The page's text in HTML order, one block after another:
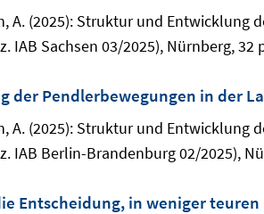
A. (2025): Struktur und
IAB Sachsen 03/2025), Nürnberg, 32
der Pendlerbewegungen in der
A. (2025): Struktur und
IAB Berlin-Brandenburg 02/2025),
Entscheidung, in weniger teuren